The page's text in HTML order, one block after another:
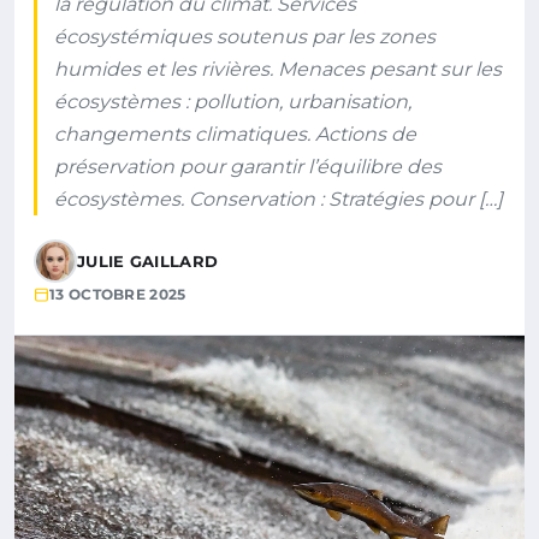
écosystémiques soutenus par les zones
humides et les rivières. Menaces pesant sur les
écosystèmes : pollution, urbanisation,
changements climatiques. Actions de
préservation pour garantir l’équilibre des
écosystèmes. Conservation : Stratégies pour […]
JULIE GAILLARD
13 OCTOBRE 2025